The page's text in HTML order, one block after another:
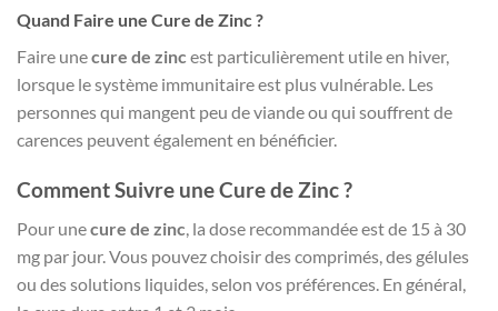
Quand Faire une Cure de Zinc ?
Faire unecure de zincest particulièrement utile en hiver,
lorsque le système immunitaire est plus vulnérable. Les
personnes qui mangent peu de viande ou qui souffrent de
carences peuvent également en bénéficier.
Comment Suivre une Cure de Zinc ?
Pour unecure de zinc , la dose recommandée est de 15 à 30
mg par jour. Vous pouvez choisir des comprimés, des gélules
ou des solutions liquides, selon vos préférences. En général,